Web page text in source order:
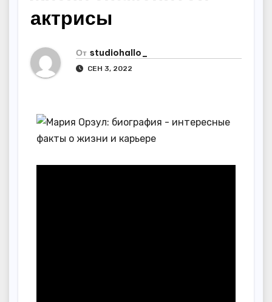
актрисы
От studiohallo_
СЕН 3, 2022